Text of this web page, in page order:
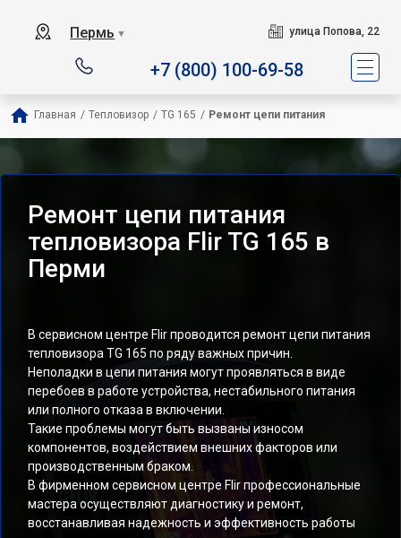
Пермь ▼ улица Попова, 22
+7 (800) 100-69-58
Главная / Тепловизор / TG 165 / Ремонт цепи питания
Ремонт цепи питания
тепловизора Flir TG 165 в
Перми
В сервисном центре Flir проводится ремонт цепи питания
тепловизора TG 165 по ряду важных причин.
Неполадки в цепи питания могут проявляться в виде
перебоев в работе устройства, нестабильного питания
или полного отказа в включении.
Такие проблемы могут быть вызваны износом
компонентов, воздействием внешних факторов или
производственным браком.
В фирменном сервисном центре Flir профессиональные
мастера осуществляют диагностику и ремонт,
восстанавливая надежность и эффективность работы